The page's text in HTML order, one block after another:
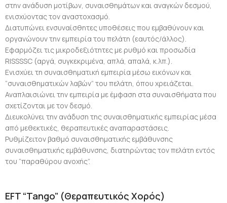
στην ανάδυση μοτίβων, συναισθημάτων και αναγκών δεσμού,
ενισχύοντας τον αναστοχασμό.
Διατυπώνει ενσυναίσθητες υποθέσεις που εμβαθύνουν και
οργανώνουν την εμπειρία του πελάτη (εαυτός/άλλος).
Εφαρμόζει τις μικροδεξιότητες με ρυθμό και προσωδία
RISSSSC (αργά, συγκεκριμένα, απλά, απαλά, κ.λπ.).
Ενισχύει τη συναισθηματική εμπειρία μέσω εικόνων και
“συναισθηματικών λαβών” του πελάτη, όπου χρειάζεται.
Αναπλαισιώνει την εμπειρία με έμφαση στα συναισθήματα που
σχετίζονται με τον δεσμό.
Διευκολύνει την ανάδυση της συναισθηματικής εμπειρίας μέσα
από μεθεκτικές, θεραπευτικές αναπαραστάσεις.
Ρυθμίζειτον βαθμό συναισθηματικής εμβάθυνσης
συναισθηματικής εμβάθυνσης, διατηρώντας τον πελάτη εντός
του “παραθύρου ανοχής”.
EFT “Tango” (Θεραπευτικός Χορός)